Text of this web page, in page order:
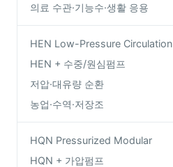
의료 수관·기능수·생활 응용
HEN Low-Pressure Circulation
HEN + 수중/원심펌프
저압·대유량 순환
농업·수역·저장조
HQN Pressurized Modular
HQN + 가압펌프